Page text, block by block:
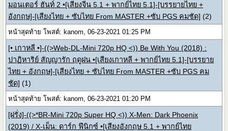
มอนเตอร์ ฮันท์ 2 •[เสียงจีน 5.1 + พากย์ไทย 5.1]-[บรรยายไทย +
อังกฤษ]-[เสียงไทย + ซับไทย From MASTER +ซับ PGS คมชัด] (2)
หน้าสุดท้าย โพสต์: kanom, 06-23-2021 01:25 PM
[• เกาหลี •]-((>Web-DL-Mini 720p HQ <)) Be With You (2018) :
ปาฏิหาริย์ สัญญารัก ฤดูฝน •[เสียงเกาหลี + พากย์ไทย 5.1]-[บรรยาย
ไทย + อังกฤษ]-[เสียงไทย + ซับไทย From MASTER +ซับ PGS คม
ชัด] (1)
หน้าสุดท้าย โพสต์: kanom, 06-23-2021 01:20 PM
[ฝรั่ง]-((>*BR-Mini 720p Super HQ <)) X-Men: Dark Phoenix
(2019) / X-เม็น: ดาร์ก ฟีนิกซ์ •[เสียงอังกฤษ 5.1 + พากย์ไทย